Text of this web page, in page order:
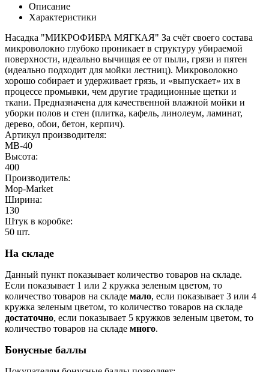
Описание
Характеристики
Насадка "МИКРОФИБРА МЯГКАЯ" За счёт своего состава
микроволокно глубоко проникает в структуру убираемой
поверхности, идеально вычищая ее от пыли, грязи и пятен
(идеально подходит для мойки лестниц). Микроволокно
хорошо собирает и удерживает грязь, и «выпускает» их в
процессе промывки, чем другие традиционные щетки и
ткани. Предназначена для качественной влажной мойки и
уборки полов и стен (плитка, кафель, линолеум, ламинат,
дерево, обои, бетон, керпич).
Артикул производителя:
MB-40
Высота:
400
Производитель:
Mop-Market
Ширина:
130
Штук в коробке:
50 шт.
На складе
Данный пункт показывает количество товаров на складе.
Если показывает 1 или 2 кружка зеленым цветом, то
количество товаров на складе мало, если показывает 3 или 4
кружка зеленым цветом, то количество товаров на складе
достаточно, если показывает 5 кружков зеленым цветом, то
количество товаров на складе много.
Бонусные баллы